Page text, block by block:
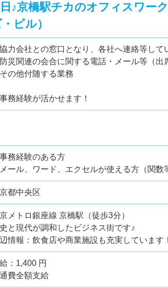
♪京橋駅チカのオフィスワー
ビル）
力会社との窓口となり、各社へ連絡等して
災関連の会合に関する電話・メール等（出
の他付随する業務
務経験が活かせます！
事務経験のある方
メール、ワード、エクセルが使える方（関数
都中央区
メトロ銀座線 京橋駅（徒歩3分）
と現代が調和したビジネス街です♪
情報：飲食店や商業施設も充実しています！
：1,400 円
費全額支給